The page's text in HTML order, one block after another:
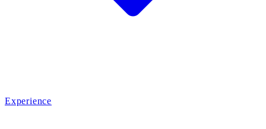
Experience